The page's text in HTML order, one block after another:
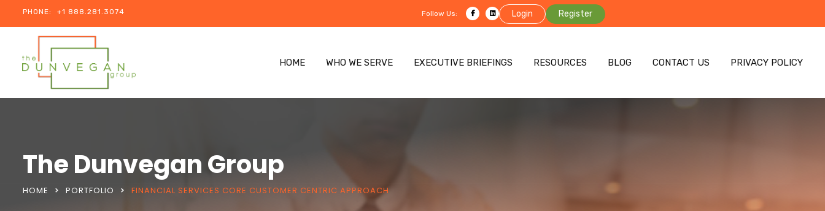
PHONE: +1 888.281.3074 Follow Us: Login Register
HOME WHO WE SERVE EXECUTIVE BRIEFINGS RESOURCES BLOG CONTACT US PRIVACY POLICY
The Dunvegan Group
HOME PORTFOLIO FINANCIAL SERVICES CORE CUSTOMER CENTRIC APPROACH